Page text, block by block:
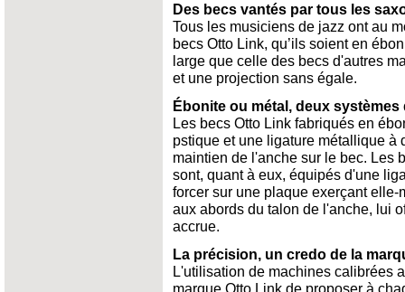
Des becs vantés par tous les
Tous les musiciens de jazz ont au
becs Otto Link, qu’ils soient en
large que celle des becs d'autres
et une projection sans égale.
Ébonite ou métal, deux
Les becs Otto Link fabriqués en
pstique et une ligature métallique à
maintien de l'anche sur le bec. Les
sont, quant à eux, équipés d'une
forcer sur une plaque exerçant
aux abords du talon de l'anche, lui
accrue.
La précision, un credo de la
L'utilisation de machines calibrées
marque Otto Link de proposer à